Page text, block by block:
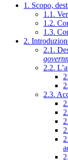
1. Scopo,
1.1.
1.2.
1.3.
2.
2.1.
2.2.
2.3.